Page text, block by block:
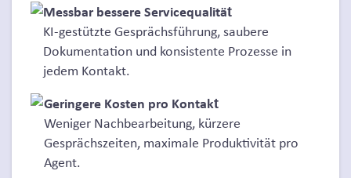
Messbar bessere Servicequalität​
KI-gestützte Gesprächsführung, saubere
Dokumentation und konsistente Prozesse in
jedem Kontakt.
Geringere Kosten pro Kontakt​
Weniger Nachbearbeitung, kürzere
Gesprächszeiten, maximale Produktivität pro
Agent.